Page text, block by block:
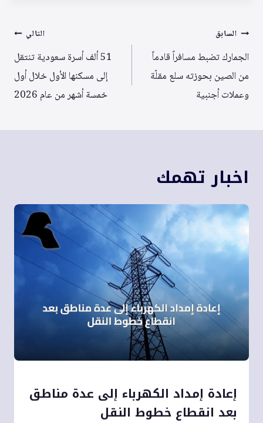
تصفّح
المقالات
السابق
الجمارك تضبط مسافراً قادماً
من الصين بحوزته سلع مقلّة
وعملات أجنبية
التالي
51 ألف أسرة سعودية تنتقل
إلى مسكنها الأول خلال أول
خمسة أشهر من عام 2026
اخبار تهمك
إعادة إمداد الكهرباء إلى عدة مناطق
بعد انقطاع خطوط النقل